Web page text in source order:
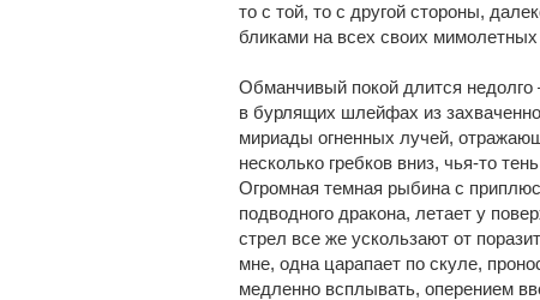
то с той, то с другой стороны,
бликами на всех своих мимолетных
Обманчивый покой длится
в бурлящих шлейфах из
мириады огненных лучей,
несколько гребков вниз, чья-то
Огромная темная рыбина с
подводного дракона, летает у
стрел все же ускользают от
мне, одна царапает по скуле,
медленно всплывать, оперением